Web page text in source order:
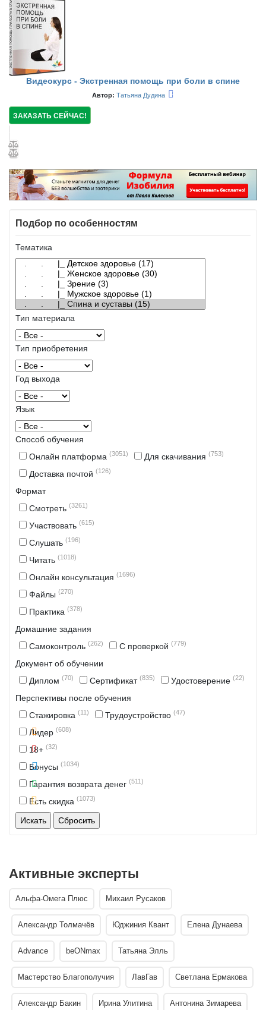
Подбор по особенностям
Тематика
Тип материала
Тип приобретения
Год выхода
Язык
Способ обучения
Онлайн платформа (3051) Для скачивания (753)
Доставка почтой (126)
Формат
Смотреть (3261)
Участвовать (615)
Слушать (196)
Читать (1018)
Онлайн консультация (1696)
Файлы (270)
Практика (378)
Домашние задания
Самоконтроль (262) С проверкой (779)
Документ об обучении
Диплом (70) Сертификат (835) Удостоверение (22)
Перспективы после обучения
Стажировка (11) Трудоустройство (47)
Лидер (608)
18+ (32)
Бонусы (1034)
Гарантия возврата денег (511)
Есть скидка (1073)
Видеокурс - Экстренная помощь при боли в спине
Автор: Татьяна Дудина
ЗАКАЗАТЬ СЕЙЧАС!
Активные эксперты
Альфа-Омега Плюс Михаил Русаков
Александр Толмачёв Юджиния Квант Елена Дунаева
Advance beONmax Татьяна Элль
Мастерство Благополучия ЛавГав Светлана Ермакова
Александр Бакин Ирина Улитина Антонина Зимарева